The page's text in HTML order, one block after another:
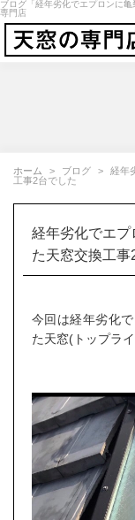
ブログ「経年劣化でエプロンに
専門店
ホーム ブログ
経年
工事2台でした
経年劣化でエプ
た天窓交換工事
今回は経年劣化
た天窓(トップラ